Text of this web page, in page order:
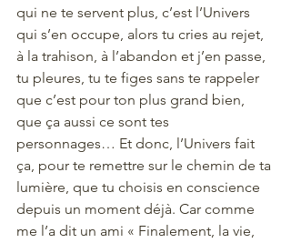
qui ne te servent plus, c’est l’Univers
qui s’en occupe, alors tu cries au rejet,
à la trahison, à l’abandon et j’en passe,
tu pleures, tu te figes sans te rappeler
que c’est pour ton plus grand bien,
que ça aussi ce sont tes
personnages… Et donc, l’Univers fait
ça, pour te remettre sur le chemin de ta
lumière, que tu choisis en conscience
depuis un moment déjà. Car comme
me l’a dit un ami « Finalement, la vie,